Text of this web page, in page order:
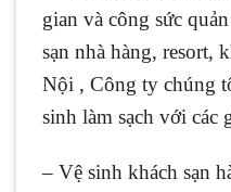
gian và công sức
sạn nhà hàng, resort,
Nội , Công ty chúng
sinh làm sạch với các
– Vệ sinh khách sạn